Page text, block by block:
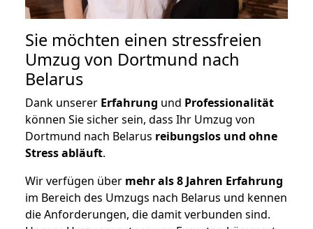
Sie möchten einen stressfreien
Umzug von Dortmund nach
Belarus
Dank unserer Erfahrung und Professionalität
können Sie sicher sein, dass Ihr Umzug von
Dortmund nach Belarus reibungslos und ohne
Stress abläuft.
Wir verfügen über mehr als 8 Jahren Erfahrung
im Bereich des Umzugs nach Belarus und kennen
die Anforderungen, die damit verbunden sind.